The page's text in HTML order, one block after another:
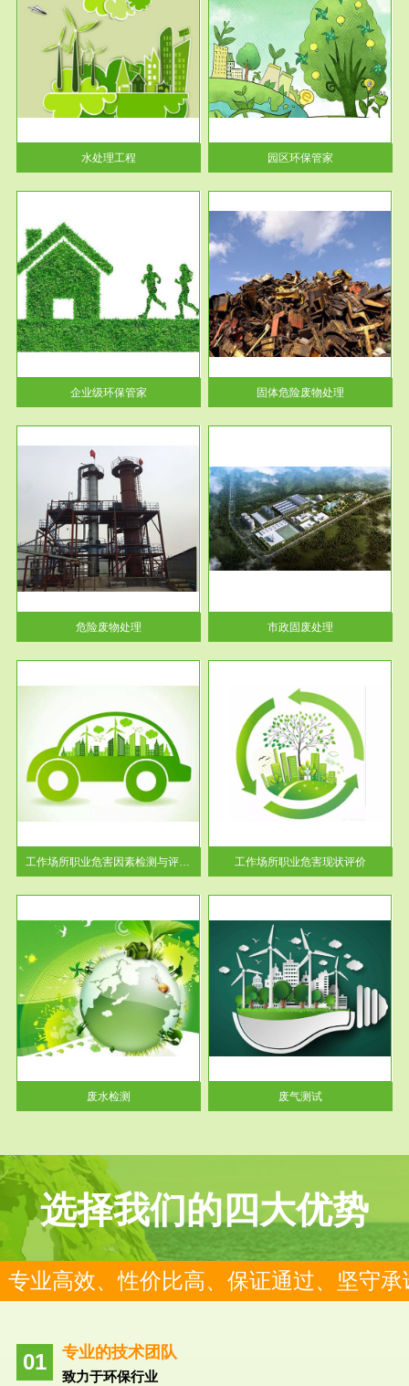
水处理工程
服务范围
园区环保管家
2016 年 4 月，环保部下发《关
于积极发挥环境保护作用促进供
给侧结...
园区环保管家
企业级环保管家
服务范围
固体危险废物处理
固体废物解释：固体废物是指人
们在生产建设、日常生活和其他
活动中...
固体危险废物处理
危险废物处理
服务范围
市政固废处理
蔚蓝生态环境科技所从事的市政
废物处理业务包括市政废物的处
理处...
市政固废处理
工作场所职业危害因素检测与评价...
服务范围
工作场所职业危害现状评价
【现状评价意义】：具体因素---
-通过质谱分析等多种手段明确
工作场...
工作场所职业危害现状评价
废水检测
服务范围
废气测试
检测范围工业废气检测包括有机
废气和无机废气。有机废气主要
包括...
废气测试
选择我们的四大优势
专业高效、性价比高、保证通过、坚守承
专业的技术团队
致力于环保行业